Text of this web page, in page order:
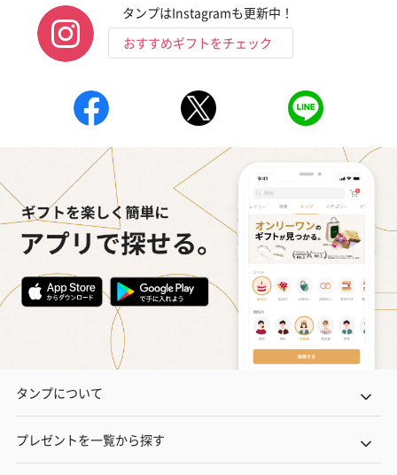
ハンドタオル・ハンカチを同梱してお届けいたします。ギフトへ
の＋αにおすすめです。
花束ハンドタオル（ピ
ンク）（1,760円）
花束ハンドタオル（ブ
ルー）（1,760円）
花束ハンドタ
ワイト）（
キャンドル・お香
キャンドル・お香を同梱してお届けいたします。
タンプはInstagramも更新中！
おすすめギフトをチェック
タンプについて
プレゼントを一覧から探す